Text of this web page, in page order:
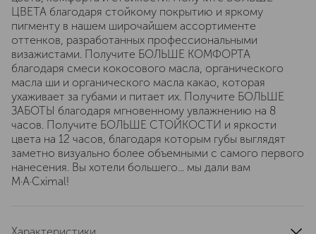
ЦВЕТА благодаря стойкому покрытию и яркому
пигменту в нашем широчайшем ассортименте
оттенков, разработанных профессиональными
визажистами. Получите БОЛЬШЕ КОМФОРТА
благодаря смеси кокосового масла, органического
масла ши и органического масла какао, которая
ухаживает за губами и питает их. Получите БОЛЬШЕ
ЗАБОТЫ благодаря мгновенному увлажнению на 8
часов. Получите БОЛЬШЕ СТОЙКОСТИ и яркости
цвета на 12 часов, благодаря которым губы выглядят
заметно визуально более объемными с самого первого
нанесения. Вы хотели большего... мы дали вам
M·A·Cximal!